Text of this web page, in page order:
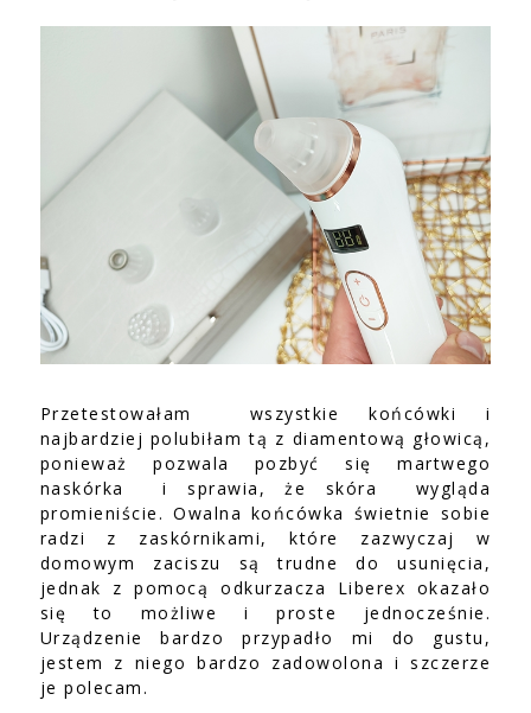
Przetestowałam wszystkie końcówki i
najbardziej polubiłam tą z diamentową głowicą,
ponieważ pozwala pozbyć się martwego
naskórka i sprawia, że skóra wygląda
promieniście. Owalna końcówka świetnie sobie
radzi z zaskórnikami, które zazwyczaj w
domowym zaciszu są trudne do usunięcia,
jednak z pomocą odkurzacza Liberex okazało
się to możliwe i proste jednocześnie.
Urządzenie bardzo przypadło mi do gustu,
jestem z niego bardzo zadowolona i szczerze
je polecam.